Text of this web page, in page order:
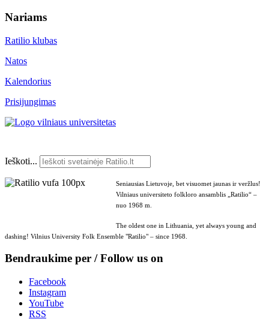
Nariams
Ratilio klubas
Natos
Kalendorius
Prisijungimas
Ieškoti...
Seniausias Lietuvoje, bet visuomet jaunas ir veržlus!
Vilniaus universiteto folkloro ansamblis „Ratilio“ –
nuo 1968 m.
The oldest one in Lithuania, yet always young and
dashing! Vilnius University Folk Ensemble "Ratilio" – since 1968.
Bendraukime per / Follow us on
Facebook
Instagram
YouTube
RSS